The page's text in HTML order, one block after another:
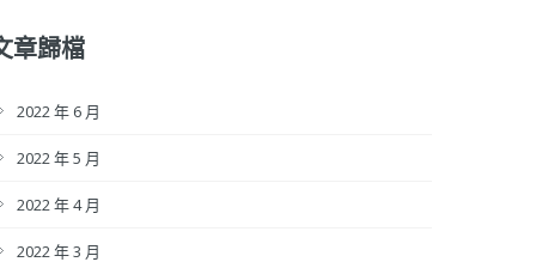
章歸檔
2022 年 6 月
2022 年 5 月
2022 年 4 月
2022 年 3 月